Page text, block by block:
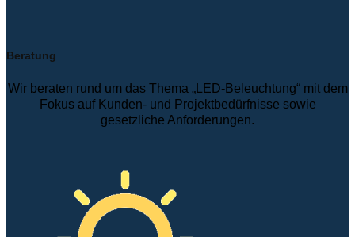
Beratung
Wir beraten rund um das Thema „LED-Beleuchtung“ mit dem
Fokus auf Kunden- und Projektbedürfnisse sowie
gesetzliche Anforderungen.